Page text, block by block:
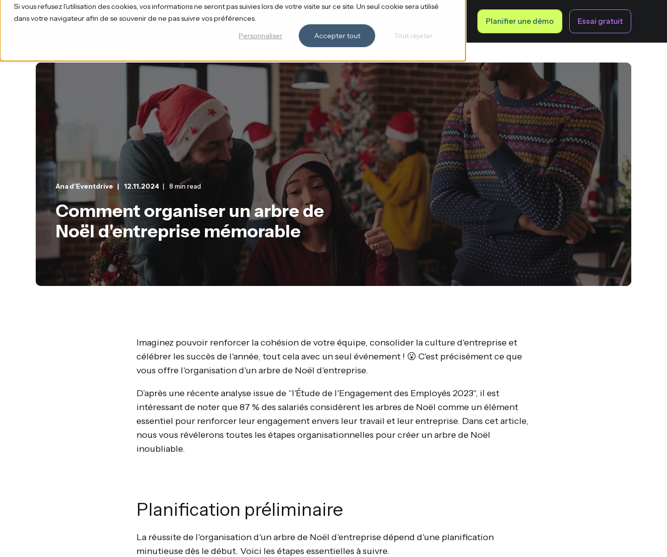
Si vous refusez l'utilisation des cookies, vos informations ne seront pas suivies lors de votre visite sur ce site. Un seul cookie sera utilisé
dans votre navigateur afin de se souvenir de ne pas suivre vos préférences.
Personnaliser
Accepter tout Tout rejeter
Produit Solutions Planifier une démo Essai gratuit
Ana d'Eventdrive 12.11.2024 8 min read
Comment organiser un arbre de
Noël d'entreprise mémorable
Imaginez pouvoir renforcer la cohésion de votre équipe, consolider la culture d'entreprise et
célébrer les succès de l'année, tout cela avec un seul événement ! 😮 C'est précisément ce que
vous offre l'organisation d'un arbre de Noël d'entreprise.
D’après une récente analyse issue de “l'Étude de l'Engagement des Employés 2023", il est
intéressant de noter que 87 % des salariés considèrent les arbres de Noël comme un élément
essentiel pour renforcer leur engagement envers leur travail et leur entreprise. Dans cet article,
nous vous révélerons toutes les étapes organisationnelles pour créer un arbre de Noël
inoubliable.
Planification préliminaire
La réussite de l'organisation d'un arbre de Noël d'entreprise dépend d'une planification
minutieuse dès le début. Voici les étapes essentielles à suivre.